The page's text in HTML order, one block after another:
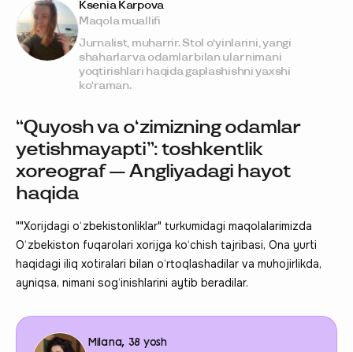
“Quyosh va o‘zimizning odamlar
yetishmayapti”: toshkentlik
xoreograf — Angliyadagi hayot
haqida
""Xorijdagi o‘zbekistonliklar" turkumidagi maqolalarimizda
O‘zbekiston fuqarolari xorijga ko‘chish tajribasi, Ona yurti
haqidagi iliq xotiralari bilan o‘rtoqlashadilar va muhojirlikda,
ayniqsa, nimani sog‘inishlarini aytib beradilar.
Milana, 38 yosh
Ksenia Karpova
Maqola muallifi
Jurnalist, muharrir. Stol o‘yinlarini, yangi
shaharlar va odamlar bilan ular nimani
yoqtirishlari haqida gaplashishni yaxshi
ko‘raman.